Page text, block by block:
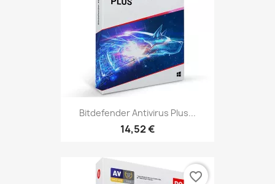
Bitdefender Antivirus Plus...
14,52 €
favorite_border